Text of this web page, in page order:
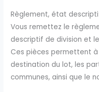
Règlement, état
Vous remettez le
descriptif de division et
Ces pièces permettent
destination du lot, les
communes, ainsi que le